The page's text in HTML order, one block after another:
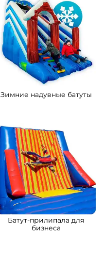
Зимние надувные батуты
Батут-прилипала для
бизнеса